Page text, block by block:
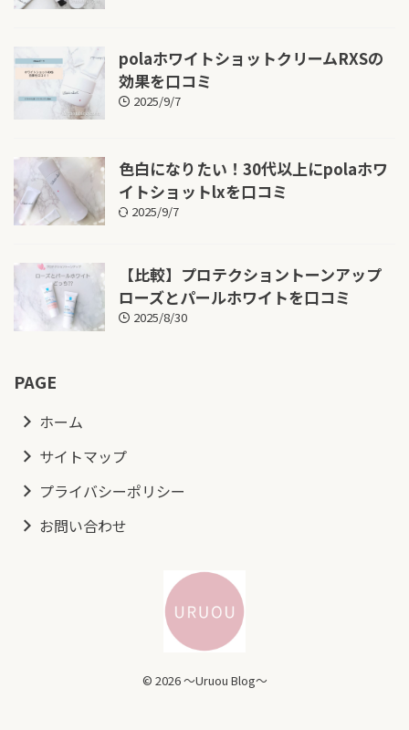
polaホワイトショットクリームRXSの
効果を口コミ
2025/9/7
色白になりたい！30代以上にpolaホワ
イトショットlxを口コミ
2025/9/7
【比較】プロテクショントーンアップ
ローズとパールホワイトを口コミ
2025/8/30
PAGE
ホーム
サイトマップ
プライバシーポリシー
お問い合わせ
© 2026 ～Uruou Blog～